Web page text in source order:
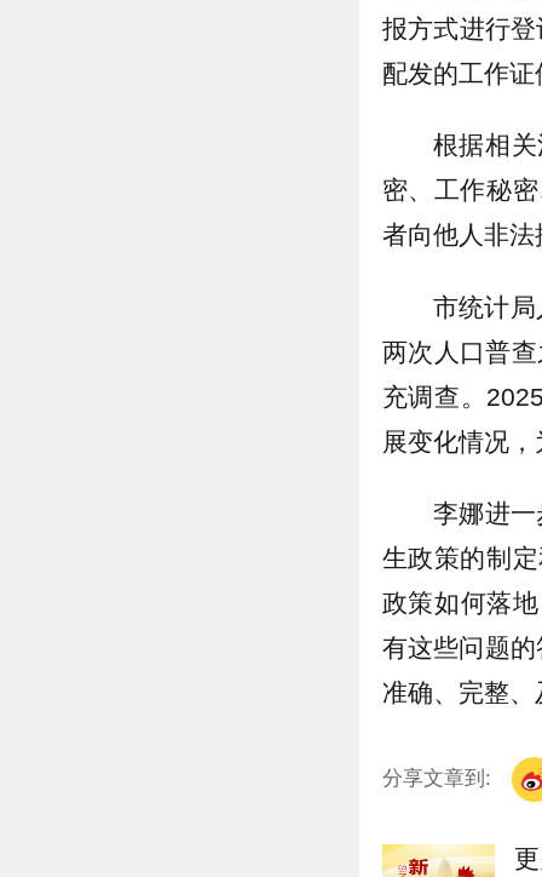
报方式进行
配发的工作证
根据相
密、工作秘
者向他人非法
市统计
两次人口普
充调查。
展变化情况
李娜进
生政策的制
政策如何落
有这些问题
准确、完整
分享文章到: